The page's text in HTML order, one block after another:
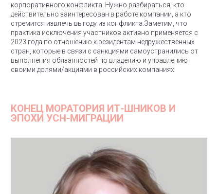
корпоративного конфликта. Нужно разбираться, кто
действительно заинтересован в работе компании, а кто
стремится извлечь выгоду из конфликта. Заметим, что
практика исключения участников активно применяется с
2023 года по отношению к резидентам недружественных
стран, которые в связи с санкциями самоустранились от
выполнения обязанностей по владению и управлению
своими долями/акциями в российских компаниях.
КОНЕЦ МОРАТОРИЯ ИТ-ШНИКОВ И
ЭПОХИ УСН-МИГРАЦИИ